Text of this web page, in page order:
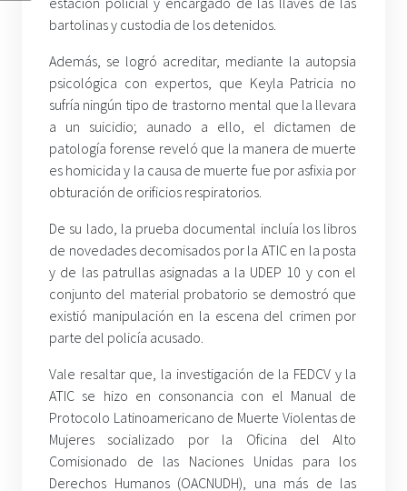
bartolinas y custodia de los detenidos.
Además, se logró acreditar, mediante la autopsia
psicológica con expertos, que Keyla Patricia no
sufría ningún tipo de trastorno mental que la llevara
a un suicidio; aunado a ello, el dictamen de
patología forense reveló que la manera de muerte
es homicida y la causa de muerte fue por asfixia por
obturación de orificios respiratorios.
De su lado, la prueba documental incluía los libros
de novedades decomisados por la ATIC en la posta
y de las patrullas asignadas a la UDEP 10 y con el
conjunto del material probatorio se demostró que
existió manipulación en la escena del crimen por
parte del policía acusado.
Vale resaltar que, la investigación de la FEDCV y la
ATIC se hizo en consonancia con el Manual de
Protocolo Latinoamericano de Muerte Violentas de
Mujeres socializado por la Oficina del Alto
Comisionado de las Naciones Unidas para los
Derechos Humanos (OACNUDH), una más de las